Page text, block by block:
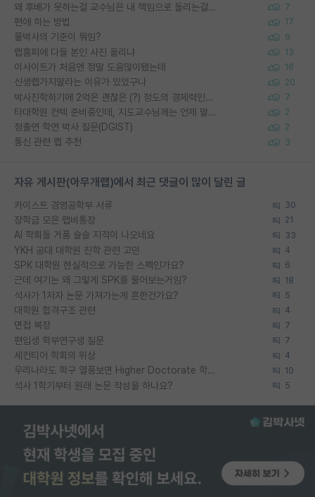
왜 후배가 못하는걸 교수님은 내 책임으로 돌리는걸까요? 7
편애 하는 방법 17
물박사의 기준이 뭐임? 9
랩홈피에 다들 본인 사진 올리냐 13
이사이트가 처음엔 정말 도움많이됐는데 16
신생랩가지말라는 이유가 있었구나 20
박사진학하기에 2억은 괜찮은 (?) 정도의 경제력인가요 7
타대학원 컨텍 준비중인데, 지도교수님께는 언제 말씀드려야 할까요? 2
정출연 학연 박사 질문(DGIST) 2
통신 관련 랩 추천 3
자유 게시판(아무개랩)에서 최근 댓글이 많이 달린 글
카이스트 경영공학부 서류 30
장학금 모은 랩비통장 21
AI 학회들 거품 슬슬 지적이 나오네요 33
YKH 공대 대학원 진학 관련 고민 4
SPK 대학원 현실적으로 가능한 스펙인가요? 6
근데 여기는 왜 그렇게 SPK를 물어보는거임? 18
석사가 1저자 논문 가져가는게 흔한건가요? 5
대학원 합격구조 관련 4
면접 복장 7
편입생 학부연구생 질문 7
세컨티어 학회의 위상 4
우리나라도 학구 열풍보면 Higher Doctorate 학위가 필요하다고 봅니다. 10
석사 1학기부터 원래 논문 작성을 하나요? 5